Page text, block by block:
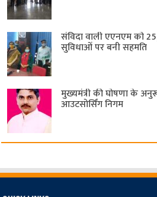
संविदा वाली एएनएम को
सुविधाओं पर बनी सहमति
मुख्यमंत्री की घोषणा के
आउटसोर्सिंग निगम